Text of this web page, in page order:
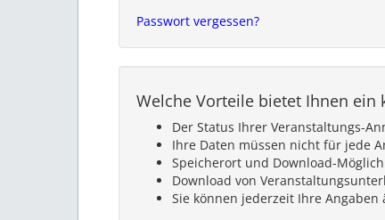
Passwort vergessen?
Welche Vorteile bietet Ihnen ein
Der Status Ihrer Veranstaltungs-
Ihre Daten müssen nicht für jede
Speicherort und Download-
Download von
Sie können jederzeit Ihre